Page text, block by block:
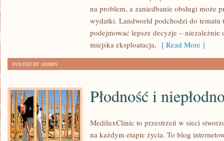
na problem, a zaniedbanie obsługi może
wydatki. Landworld podchodzi do tematu
podejmować lepsze decyzje –
miejska eksploatacja, [ Read More ]
POSTED BY ADMIN
Płodność i
MediluxClinic to przestrzeń w sieci
na każdym etapie życia. To blog